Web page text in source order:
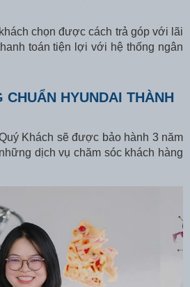
chọn được cách trả góp với lãi
toán tiện lợi với hệ thống ngân
HYUNDAI THÀNH
Khách sẽ được bảo hành 3 năm
dịch vụ chăm sóc khách hàng